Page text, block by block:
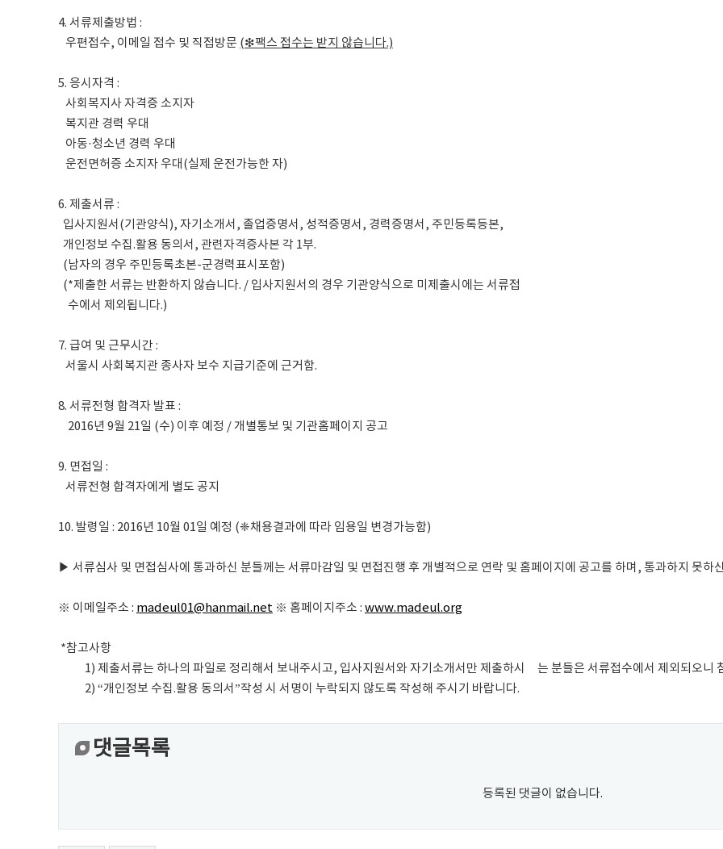
4. 서류제출방법 :
우편접수, 이메일 접수 및 직접방문 (❇팩스 접수는 받지 않습니다.)
5. 응시자격 :
사회복지사 자격증 소지자
복지관 경력 우대
아동·청소년 경력 우대
운전면허증 소지자 우대(실제 운전가능한 자)
6. 제출서류 :
입사지원서(기관양식), 자기소개서, 졸업증명서, 성적증명서, 경력증명서, 주민등록등본,
개인정보 수집.활용 동의서, 관련자격증사본 각 1부.
(남자의 경우 주민등록초본-군경력표시포함)
(*제출한 서류는 반환하지 않습니다. / 입사지원서의 경우 기관양식으로 미제출시에는 서류접
수에서 제외됩니다.)
7. 급여 및 근무시간 :
서울시 사회복지관 종사자 보수 지급기준에 근거함.
8. 서류전형 합격자 발표 :
2016년 9월 21일 (수) 이후 예정 / 개별통보 및 기관홈페이지 공고
9. 면접일 :
서류전형 합격자에게 별도 공지
10. 발령일 : 2016년 10월 01일 예정 (❈채용결과에 따라 임용일 변경가능함)
▶ 서류심사 및 면접심사에 통과하신 분들께는 서류마감일 및 면접진행 후 개별적으로 연락 및 홈페이지에 공고를 하며, 통과하지 못하
※ 이메일주소 : madeul01@hanmail.net ※ 홈페이지주소 : www.madeul.org
*참고사항
1) 제출서류는 하나의 파일로 정리해서 보내주시고, 입사지원서와 자기소개서만 제출하시 는 분들은 서류접수에서 제외되오니
2) “개인정보 수집.활용 동의서”작성 시 서명이 누락되지 않도록 작성해 주시기 바랍니다.
댓글목록
등록된 댓글이 없습니다.